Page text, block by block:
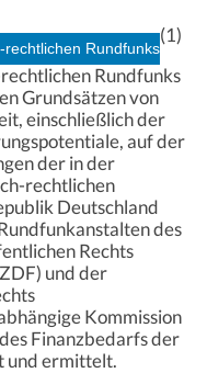
Rundfunks
(1)
Rundfunks
Grundsätzen von
einschließlich der
auf der
der in der
rechtlichen
Deutschland
des
Rechts
und der
Kommission
Finanzbedarfs der
und ermittelt.